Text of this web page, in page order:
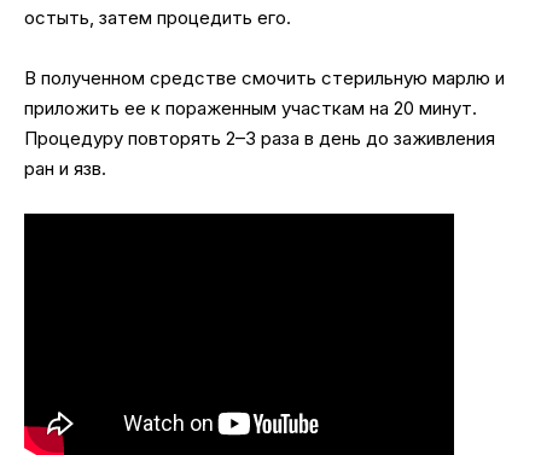
остыть, затем процедить его.
В полученном средстве смочить стерильную марлю и
приложить ее к пораженным участкам на 20 минут.
Процедуру повторять 2–3 раза в день до заживления
ран и язв.